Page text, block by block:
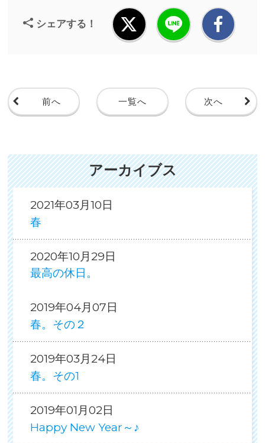
シェアする！
前へ 一覧へ 次へ
アーカイブス
2021年03月10日
春
2020年10月29日
最高の休日。
2019年04月07日
春。その２
2019年03月24日
春。その1
2019年01月02日
Happy New Year～♪